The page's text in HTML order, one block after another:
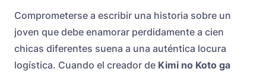
Comprometerse a escribir una historia sobre un
joven que debe enamorar perdidamente a cien
chicas diferentes suena a una auténtica locura
logística. Cuando el creador de Kimi no Koto ga